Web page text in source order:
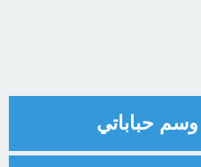
وسم حباباتي